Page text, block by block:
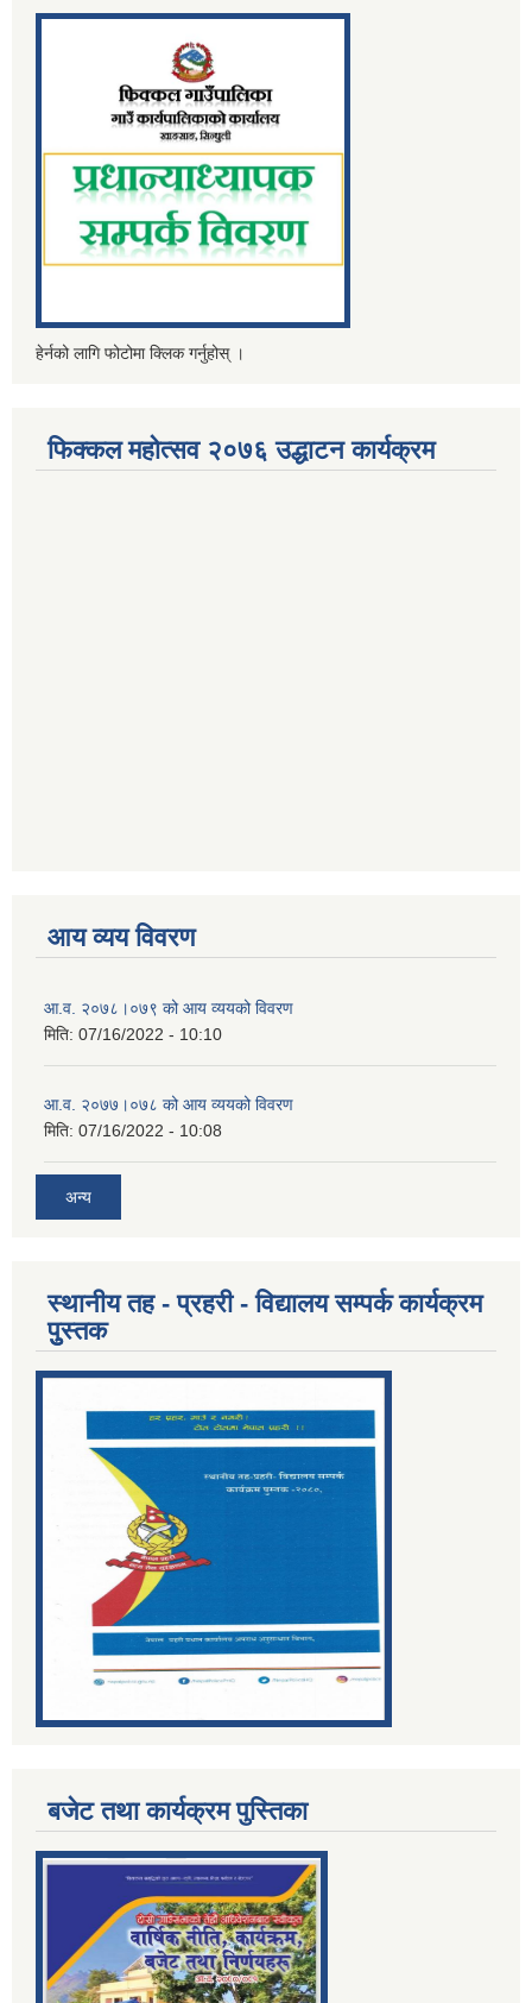
हेर्नको लागि फोटोमा क्लिक गर्नुहोस् ।
फिक्कल महोत्सव २०७६ उद्धाटन कार्यक्रम
आय व्यय विवरण
आ.व. २०७८।०७९ को आय व्ययको विवरण
मिति: 07/16/2022 - 10:10
आ.व. २०७७।०७८ को आय व्ययको विवरण
मिति: 07/16/2022 - 10:08
अन्य
स्थानीय तह - प्रहरी - विद्यालय सम्पर्क कार्यक्रम
पुुस्तक
बजेट तथा कार्यक्रम पुस्तिका